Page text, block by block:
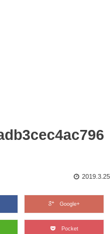
2019.3.25
Google+
Pocket